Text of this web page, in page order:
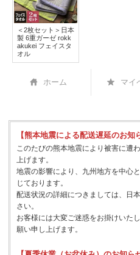
＜2枚セット＞日本
製 6重ガーゼ rokk
akukei フェイスタ
オル
ホーム マイ
【熊本地震による配送遅延のお知
このたびの熊本地震により被害に遭
上げます。
地震の影響により、九州地方を中心
じております。
配送状況の詳細につきましては、日
さい。
お客様には大変ご迷惑をお掛けいた
願い申し上げます。